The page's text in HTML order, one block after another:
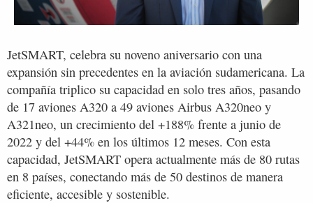
JetSMART, celebra su noveno aniversario con una
expansión sin precedentes en la aviación sudamericana. La
compañía triplico su capacidad en solo tres años, pasando
de 17 aviones A320 a 49 aviones Airbus A320neo y
A321neo, un crecimiento del +188% frente a junio de
2022 y del +44% en los últimos 12 meses. Con esta
capacidad, JetSMART opera actualmente más de 80 rutas
en 8 países, conectando más de 50 destinos de manera
eficiente, accesible y sostenible.